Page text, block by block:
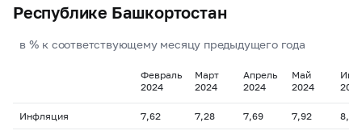
Республике Башкортостан
в % к соответствующему месяцу предыдущего года
Февраль
2024
Март
2024
Апрель
2024
Май
2024
2024
Инфляция 7,62 7,28 7,69 7,92 8,01